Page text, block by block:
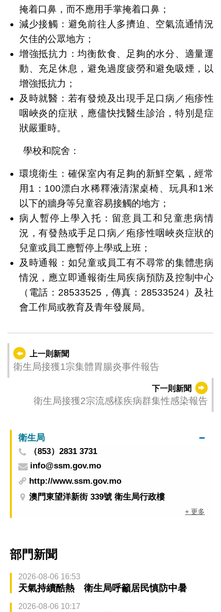
掩着口鼻，而不應用手掌掩着口鼻；
減少接觸：避免前往人多擠迫、空氣流通情況
欠佳的公眾地方；
增強抵抗力：均衡飲食、足夠的水分、適量運
動、充足休息，避免過度疲勞和避免吸煙，以
增強抵抗力；
及時就醫：若有發燒及出現手足口病／疱疹性
咽峽炎的症狀，應儘快找醫生診治，特別是症
狀嚴重時。
學校和院舍：
環境衛生：確保室內有足夠的新鮮空氣，經常
用1：100漂白水稀釋液清潔桌椅、玩具和1米
以下的牆身等兒童容易接觸的地方；
病人暫停上學入托：留意員工和兒童患病情
況，有發熱或手足口病／疱疹性咽峽炎症狀的
兒童或員工應暫停上學或上班；
及時通報：如兒童或員工有不尋常的集體患病
情況，應立即通報衛生局疾病預防及控制中心
（電話：28533525，傳真：28533524）及社
會工作局或教育及青年發展局。
上一則新聞
衛生局接獲1宗集體胃腸炎事件報告
下一則新聞
衛生局接獲2宗流感樣疾病群集性感染報告
衛生局
（853）2831 3731
info@ssm.gov.mo
http://www.ssm.gov.mo
澳門東望洋新街 339號 衛生局行政樓
+ 更多
部門新聞
2026-08-06 16:53
天氣持續酷熱 衛生局呼籲居民慎防中暑
2026-08-06 10:17